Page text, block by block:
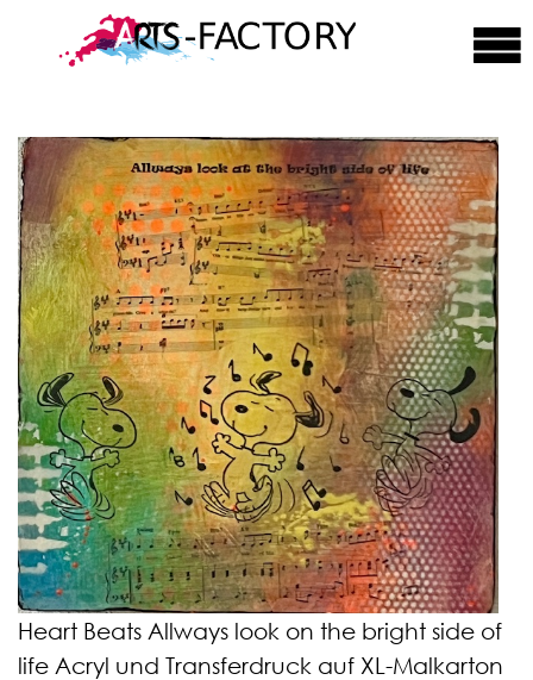
Heart Beats Allways look on the bright side of
life Acryl und Transferdruck auf XL-Malkarton